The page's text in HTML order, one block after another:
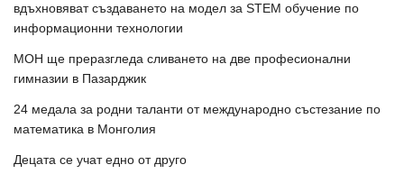
вдъхновяват създаването на модел за STEM обучение по
информационни технологии
МОН ще преразгледа сливането на две професионални
гимназии в Пазарджик
24 медала за родни таланти от международно състезание по
математика в Монголия
Децата се учат едно от друго